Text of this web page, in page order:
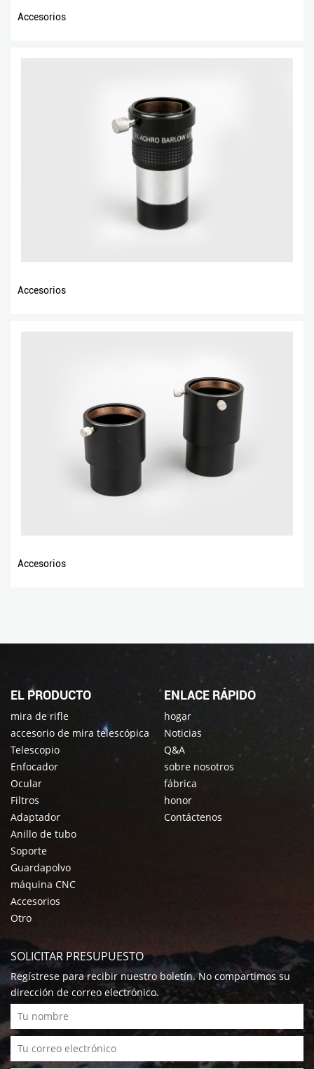
Accesorios
Accesorios
Accesorios
EL PRODUCTO
mira de rifle
accesorio de mira telescópica
Telescopio
Enfocador
Ocular
Filtros
Adaptador
Anillo de tubo
Soporte
Guardapolvo
máquina CNC
Accesorios
Otro
ENLACE RÁPIDO
hogar
Noticias
Q&A
sobre nosotros
fábrica
honor
Contáctenos
SOLICITAR PRESUPUESTO
Regístrese para recibir nuestro boletín. No compartimos su
dirección de correo electrónico.